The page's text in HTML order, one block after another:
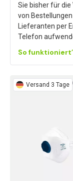
Sie bisher für
von
Lieferanten per
Telefon
So
Versand 3 Tage